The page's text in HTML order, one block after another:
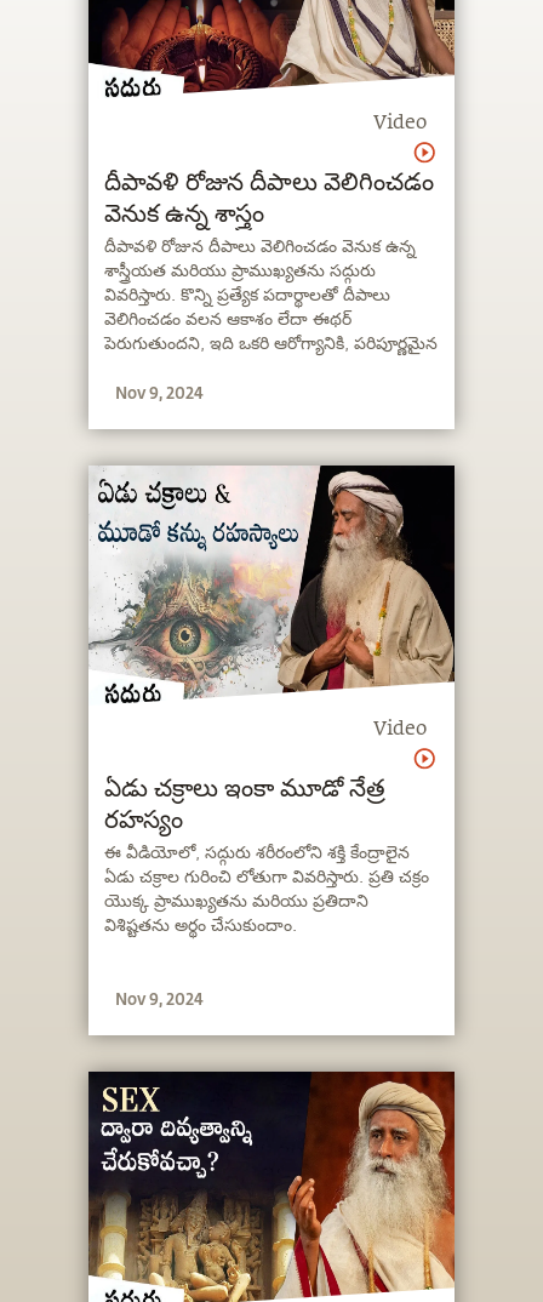
Video
దీపావళి రోజున దీపాలు వెలిగించడం
వెనుక ఉన్న శాస్త్రం
దీపావళి రోజున దీపాలు వెలిగించడం వెనుక ఉన్న
శాస్త్రీయత మరియు ప్రాముఖ్యతను సద్గురు
వివరిస్తారు. కొన్ని ప్రత్యేక పదార్థాలతో దీపాలు
వెలిగించడం వలన ఆకాశం లేదా ఈథర్
పెరుగుతుందని, ఇది ఒకరి ఆరోగ్యానికి, పరిపూర్ణమైన
ఆయన చెబుతారు.
Nov 9, 2024
Video
ఏడు చక్రాలు ఇంకా మూడో నేత్ర
రహస్యం
ఈ వీడియోలో, సద్గురు శరీరంలోని శక్తి కేంద్రాలైన
ఏడు చక్రాల గురించి లోతుగా వివరిస్తారు. ప్రతి చక్రం
యొక్క ప్రాముఖ్యతను మరియు ప్రతిదాని
విశిష్టతను అర్థం చేసుకుందాం.
Nov 9, 2024